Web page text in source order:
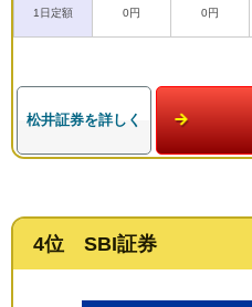
1日定額 0円 0円
松井証券を詳しく
4位 SBI証券